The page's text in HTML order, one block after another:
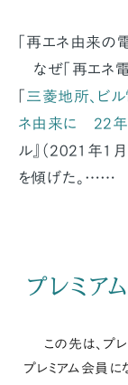
「再エネ由来の
なぜ「再エネ電
三菱地所、ビ
ネ由来に 22年
ル』（2021年1
を傾げた。……
プレミア
この先は、プ
プレミアム会員に